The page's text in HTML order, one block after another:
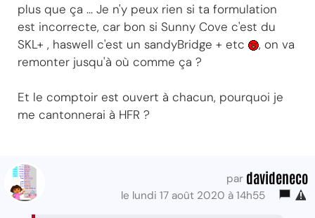
plus que ça ... Je n'y peux rien si ta formulation
est incorrecte, car bon si Sunny Cove c'est du
SKL+ , haswell c'est un sandyBridge + etc
, on va
remonter jusqu'à où comme ça ?
Et le comptoir est ouvert à chacun, pourquoi je
me cantonnerai à HFR ?
par davideneco
le lundi 17 août 2020 à 14h55